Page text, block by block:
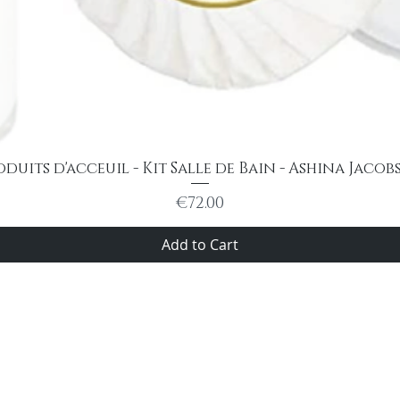
Quick View
d'acceuil - Kit Salle de Bain - Ashina
Price
€72.00
Add to Cart